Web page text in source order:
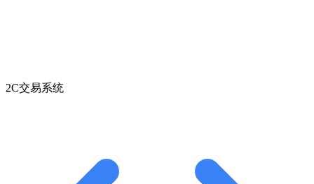
2C交易系统